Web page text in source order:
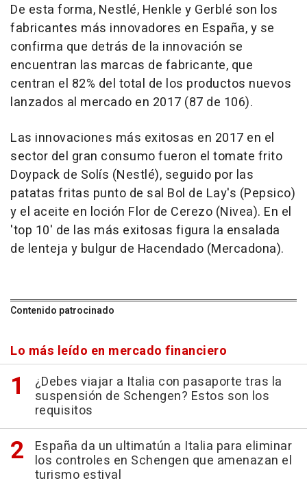
De esta forma, Nestlé, Henkle y Gerblé son los
fabricantes más innovadores en España, y se
confirma que detrás de la innovación se
encuentran las marcas de fabricante, que
centran el 82% del total de los productos nuevos
lanzados al mercado en 2017 (87 de 106).
Las innovaciones más exitosas en 2017 en el
sector del gran consumo fueron el tomate frito
Doypack de Solís (Nestlé), seguido por las
patatas fritas punto de sal Bol de Lay's (Pepsico)
y el aceite en loción Flor de Cerezo (Nivea). En el
'top 10' de las más exitosas figura la ensalada
de lenteja y bulgur de Hacendado (Mercadona).
Contenido patrocinado
Lo más leído en mercado financiero
¿Debes viajar a Italia con pasaporte tras la
suspensión de Schengen? Estos son los
requisitos
España da un ultimatún a Italia para eliminar
los controles en Schengen que amenazan el
turismo estival